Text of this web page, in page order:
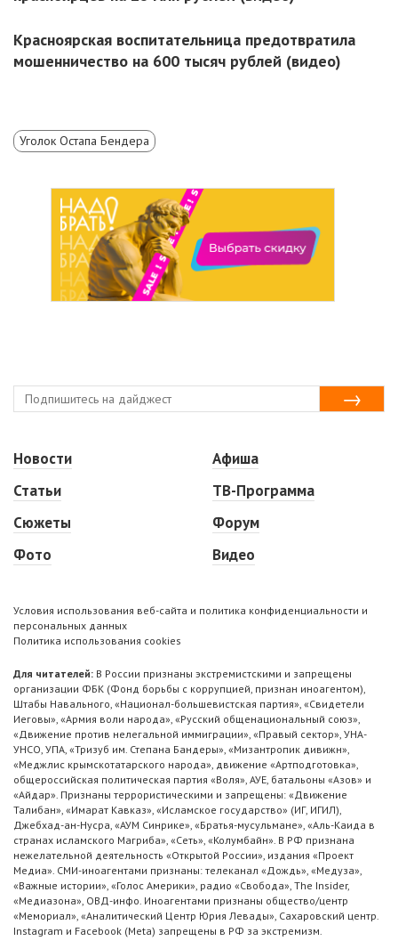
Красноярская воспитательница предотвратила
мошенничество на 600 тысяч рублей (видео)
Уголок Остапа Бендера
Новости
Статьи
Сюжеты
Фото
Афиша
ТВ-Программа
Форум
Видео
Условия использования веб-сайта и политика конфиденциальности и
персональных данных
Политика использования cookies
Для читателей: В России признаны экстремистскими и запрещены
организации ФБК (Фонд борьбы с коррупцией, признан иноагентом),
Штабы Навального, «Национал-большевистская партия», «Свидетели
Иеговы», «Армия воли народа», «Русский общенациональный союз»,
«Движение против нелегальной иммиграции», «Правый сектор», УНА-
УНСО, УПА, «Тризуб им. Степана Бандеры», «Мизантропик дивижн»,
«Меджлис крымскотатарского народа», движение «Артподготовка»,
общероссийская политическая партия «Воля», АУЕ, батальоны «Азов» и
«Айдар». Признаны террористическими и запрещены: «Движение
Талибан», «Имарат Кавказ», «Исламское государство» (ИГ, ИГИЛ),
Джебхад-ан-Нусра, «АУМ Синрике», «Братья-мусульмане», «Аль-Каида в
странах исламского Магриба», «Сеть», «Колумбайн». В РФ признана
нежелательной деятельность «Открытой России», издания «Проект
Медиа». СМИ-иноагентами признаны: телеканал «Дождь», «Медуза»,
«Важные истории», «Голос Америки», радио «Свобода», The Insider,
«Медиазона», ОВД-инфо. Иноагентами признаны общество/центр
«Мемориал», «Аналитический Центр Юрия Левады», Сахаровский центр.
Instagram и Facebook (Metа) запрещены в РФ за экстремизм.